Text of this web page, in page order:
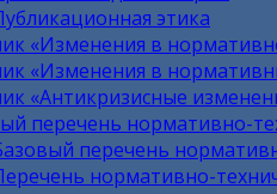
этика
«Изменения в
«Изменения в
«Антикризисные
перечень нормативно-
перечень
нормативно-